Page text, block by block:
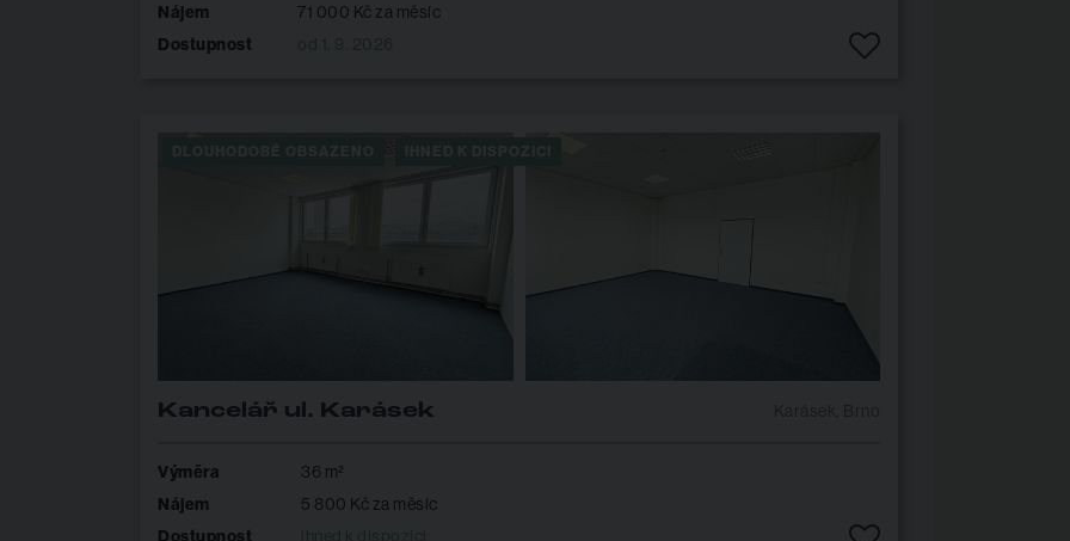
Nájem 71 000 Kč za měsíc
Dostupnost
Kancelář ul. Karásek
Výměra 36 m²
Nájem 5 800 Kč za měsíc
Dostupnost